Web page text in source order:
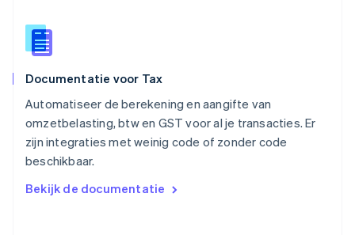
Documentatie voor Tax
Automatiseer de berekening en aangifte van
omzetbelasting, btw en GST voor al je transacties. Er
zijn integraties met weinig code of zonder code
beschikbaar.
Bekijk de documentatie
English
Spanje
Thailand
ไทยEnglish
Tsjechië
Vasteland van China
简体中文English
English